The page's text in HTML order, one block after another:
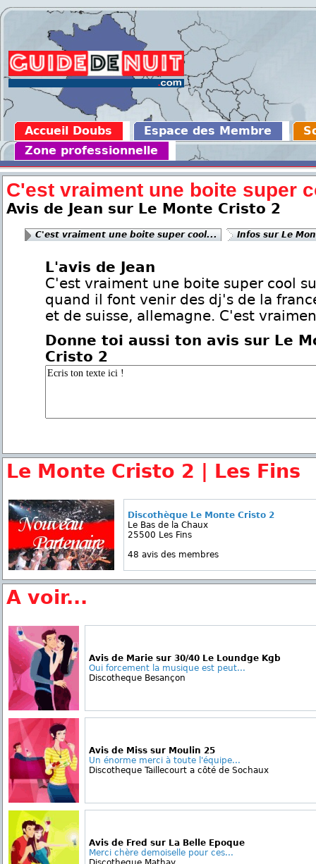
Accueil Doubs Espace des Membre
Zone professionnelle
C'est vraiment une boite super
Avis de Jean sur Le Monte Cristo 2
C'est vraiment une boite super cool... Infos sur Le
L'avis de Jean
C'est vraiment une boite super cool
quand il font venir des dj's de la
et de suisse, allemagne. C'est
Donne toi aussi ton avis sur Le
Cristo 2
Le Monte Cristo 2 | Les Fins
Discothèque Le Monte Cristo 2
Le Bas de la Chaux
25500 Les Fins
48 avis des membres
A voir...
Avis de Marie sur 30/40 Le Loundge Kgb
Oui forcement la musique est peut...
Discotheque Besançon
Avis de Miss sur Moulin 25
Un énorme merci à toute l'équipe...
Discotheque Taillecourt a côté de Sochaux
Avis de Fred sur La Belle Epoque
Merci chère demoiselle pour ces...